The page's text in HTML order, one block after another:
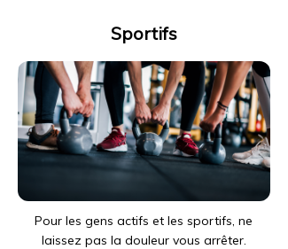
Sportifs
Pour les gens actifs et les sportifs, ne
laissez pas la douleur vous arrêter.